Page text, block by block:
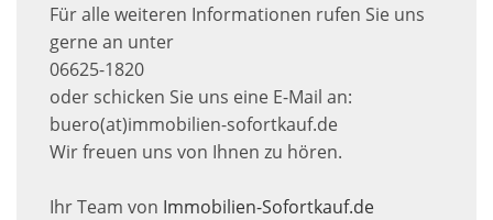
Für alle weiteren Informationen rufen Sie uns
gerne an unter
06625-1820
oder schicken Sie uns eine E-Mail an:
buero(at)immobilien-sofortkauf.de
Wir freuen uns von Ihnen zu hören.
Ihr Team von Immobilien-Sofortkauf.de